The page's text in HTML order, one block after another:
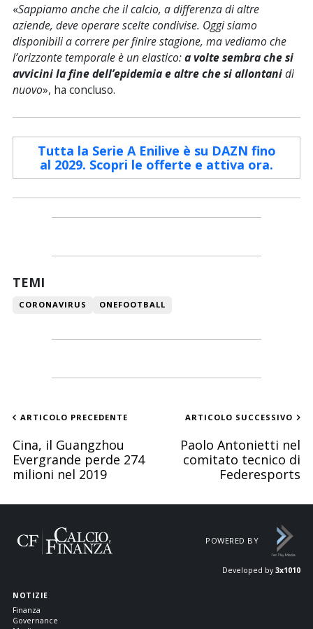
«Sappiamo anche che il calcio, a differenza di altre
aziende, deve operare scelte condivise. Oggi siamo
disponibili a correre per finire stagione, ma vediamo che
l’orizzonte temporale è un elastico:a volte sembra che si
avvicini la fine dell’epidemia e altre che si allontanidi
nuovo», ha concluso.
Tutta la Serie A Enilive è su DAZN fino
al 2029. Scopri le offerte e attiva ora.
TEMI
CORONAVIRUS ONEFOOTBALL
ARTICOLO PRECEDENTE
Cina, il Guangzhou
Evergrande perde 274
milioni nel 2019
ARTICOLO SUCCESSIVO
Paolo Antonietti nel
comitato tecnico di
Federesports
POWERED BY
Developed by 3x1010
NOTIZIE
Finanza
Governance